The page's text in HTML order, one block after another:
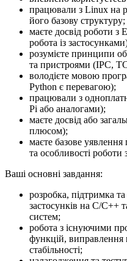
працювали з Linux на
його базову структуру;
маєте досвід роботи з
робота із
розумієте принципи
та пристроями (IPC,
володієте мовою
Python є перевагою);
працювали з
Pi або аналогами);
маєте досвід або
плюсом);
маєте базове
та особливості
Ваші основні завдання:
розробка, підтримка
застосунків на C/C++
систем;
робота з існуючими
функцій,
стабільності;